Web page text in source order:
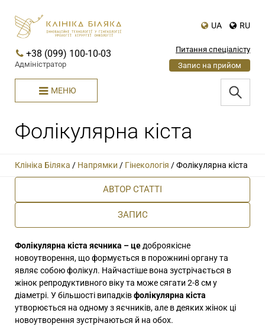
UA RU
+38 (099) 100-10-03
Адміністратор
Питання спеціалісту
Запис на прийом
МЕНЮ
Фолікулярна кіста
Клініка Біляка / Напрямки / Гінекологія /Фолікулярна кіста
АВТОР СТАТТІ
ЗАПИС
Фолікулярна кіста яєчника – цедоброякісне
новоутворення, що формується в порожнині органу та
являє собою фолікул. Найчастіше вона зустрічається в
жінок репродуктивного віку та може сягати 2-8 см у
діаметрі. У більшості випадківфолікулярна кіста
утворюється на одному з яєчників, але в деяких жінок ці
новоутворення зустрічаються й на обох.